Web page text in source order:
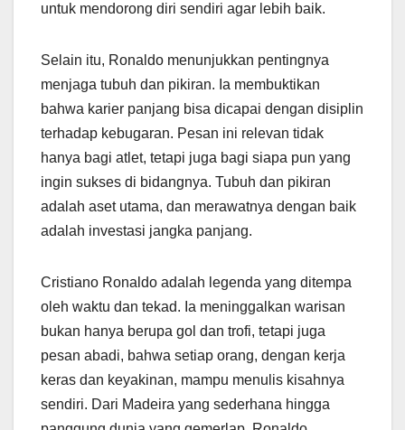
untuk mendorong diri sendiri agar lebih baik.
Selain itu, Ronaldo menunjukkan pentingnya
menjaga tubuh dan pikiran. Ia membuktikan
bahwa karier panjang bisa dicapai dengan disiplin
terhadap kebugaran. Pesan ini relevan tidak
hanya bagi atlet, tetapi juga bagi siapa pun yang
ingin sukses di bidangnya. Tubuh dan pikiran
adalah aset utama, dan merawatnya dengan baik
adalah investasi jangka panjang.
Cristiano Ronaldo adalah legenda yang ditempa
oleh waktu dan tekad. Ia meninggalkan warisan
bukan hanya berupa gol dan trofi, tetapi juga
pesan abadi, bahwa setiap orang, dengan kerja
keras dan keyakinan, mampu menulis kisahnya
sendiri. Dari Madeira yang sederhana hingga